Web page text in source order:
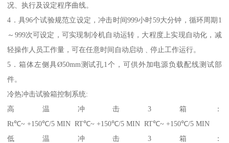
况、执行及设定程序曲线。
4．具96个试验规范立设定，冲击时间999小时59大分钟，循环周期1
～999次可设定，可实现制冷机自动运转，大程度上实现自动化，减
轻操作人员工作量，可在任意时间自动启动﹑停止工作运行。
5．箱体左侧具Ø50mm测试孔1个，可供外加电源负载配线测试部
件。
冷热冲击试验箱控制系统:
高温冲击3箱：
Rt℃~ +150℃/5 MIN RT℃~ +150℃/5 MIN RT℃~ +150℃/5 MIN
低温冲击3箱：